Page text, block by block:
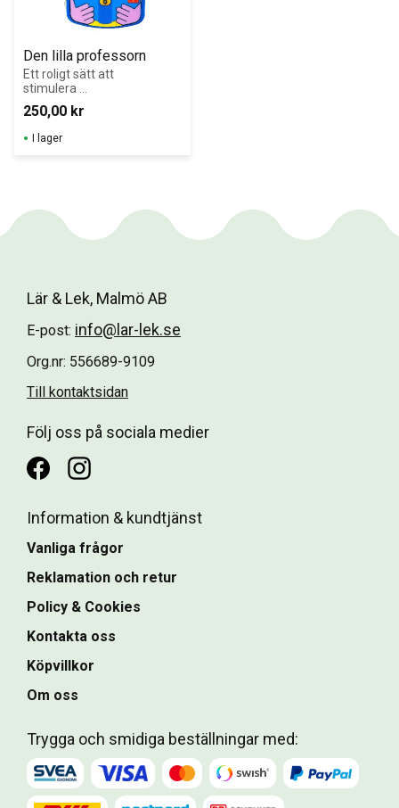
Den lilla professorn
Ett roligt sätt att
stimulera
inlärning genom
huvudräkning.
250,00 kr
I lager
Lär & Lek, Malmö AB
E-post: info@lar-lek.se
Org.nr: 556689-9109
Till kontaktsidan
Följ oss på sociala medier
Information & kundtjänst
Vanliga frågor
Reklamation och retur
Policy & Cookies
Kontakta oss
Köpvillkor
Om oss
Trygga och smidiga beställningar med: